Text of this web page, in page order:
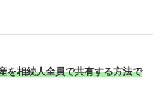
を相続人全員で共有する方法で